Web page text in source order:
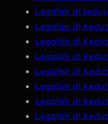
Legalisir di
Legalisir di
Legalisir di
Legalisir di
Legalisir di
Legalisir di
Legalisir di
Legalisir di